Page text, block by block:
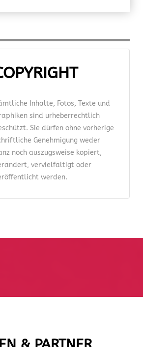
Inhalte, Fotos, Texte und
sind urheberrechtlich
Sie dürfen ohne vorherige
Genehmigung weder
noch auszugsweise kopiert,
vervielfältigt oder
werden.